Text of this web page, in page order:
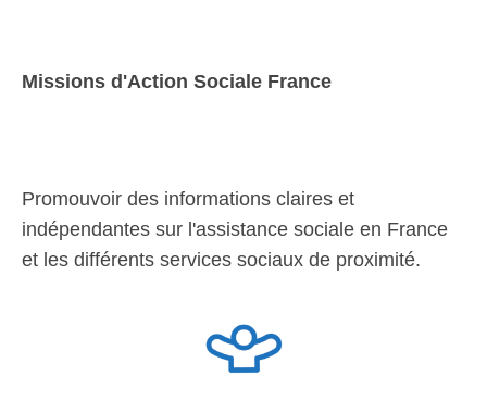
Missions d'Action Sociale France
Promouvoir des informations claires et
indépendantes sur l'assistance sociale en France
et les différents services sociaux de proximité.